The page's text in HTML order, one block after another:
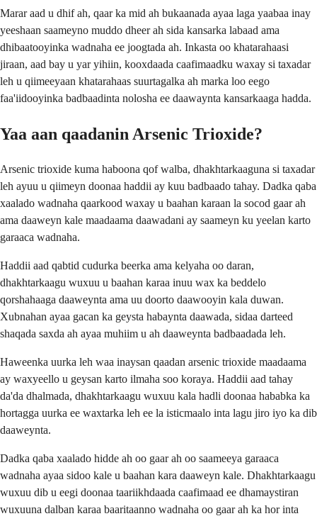
Marar aad u dhif ah, qaar ka mid ah bukaanada ayaa laga yaabaa inay
yeeshaan saameyno muddo dheer ah sida kansarka labaad ama
dhibaatooyinka wadnaha ee joogtada ah. Inkasta oo khatarahaasi
jiraan, aad bay u yar yihiin, kooxdaada caafimaadku waxay si taxadar
leh u qiimeeyaan khatarahaas suurtagalka ah marka loo eego
faa'iidooyinka badbaadinta nolosha ee daawaynta kansarkaaga hadda.
Yaa aan qaadanin Arsenic Trioxide?
Arsenic trioxide kuma haboona qof walba, dhakhtarkaaguna si taxadar
leh ayuu u qiimeyn doonaa haddii ay kuu badbaado tahay. Dadka qaba
xaalado wadnaha qaarkood waxay u baahan karaan la socod gaar ah
ama daaweyn kale maadaama daawadani ay saameyn ku yeelan karto
garaaca wadnaha.
Haddii aad qabtid cudurka beerka ama kelyaha oo daran,
dhakhtarkaagu wuxuu u baahan karaa inuu wax ka beddelo
qorshahaaga daaweynta ama uu doorto daawooyin kala duwan.
Xubnahan ayaa gacan ka geysta habaynta daawada, sidaa darteed
shaqada saxda ah ayaa muhiim u ah daaweynta badbaadada leh.
Haweenka uurka leh waa inaysan qaadan arsenic trioxide maadaama
ay waxyeello u geysan karto ilmaha soo koraya. Haddii aad tahay
da'da dhalmada, dhakhtarkaagu wuxuu kala hadli doonaa hababka ka
hortagga uurka ee waxtarka leh ee la isticmaalo inta lagu jiro iyo ka dib
daaweynta.
Dadka qaba xaalado hidde ah oo gaar ah oo saameeya garaaca
wadnaha ayaa sidoo kale u baahan kara daaweyn kale. Dhakhtarkaagu
wuxuu dib u eegi doonaa taariikhdaada caafimaad ee dhamaystiran
wuxuuna dalban karaa baaritaanno wadnaha oo gaar ah ka hor inta